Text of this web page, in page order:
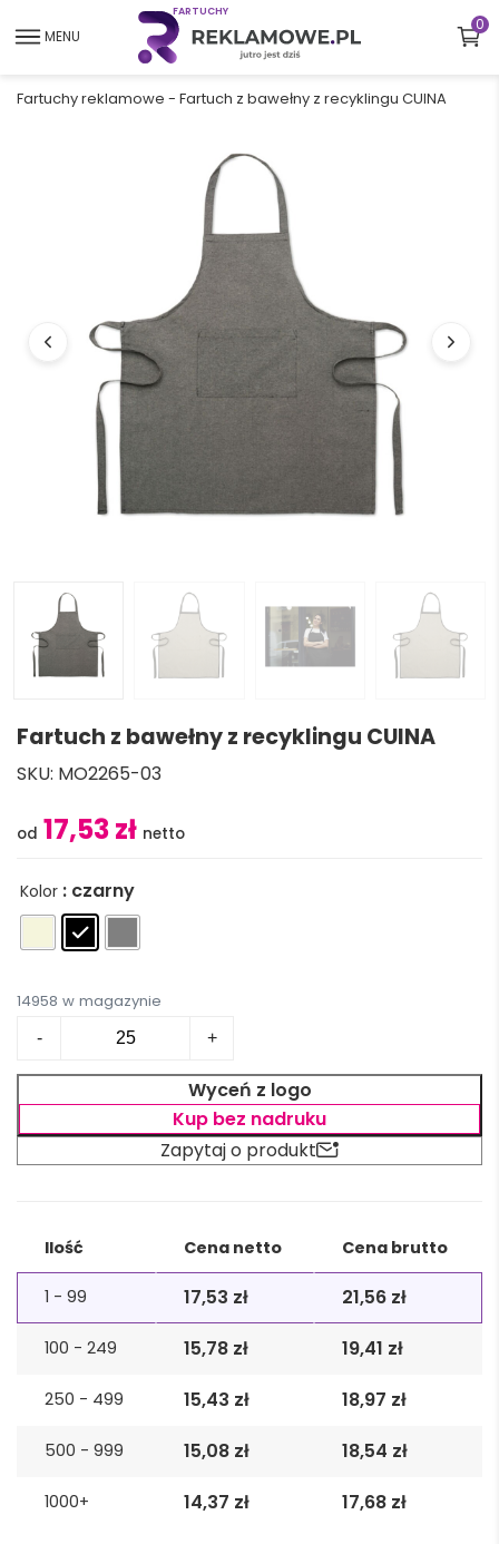
MENU
FARTUCHY
0
Fartuchy reklamowe - Fartuch z bawełny z recyklingu CUINA
Fartuch z bawełny z recyklingu CUINA
SKU: MO2265-03
17,53 zł
Kolor : czarny
14958 w magazynie
-
z
bawełny
z
recyklingu
+
Zapytaj o produkt
Wyceń z logo
Kup bez nadruku
Ilość Cena netto Cena brutto
1 - 99 17,53 zł 21,56 zł
100 - 249 15,78 zł 19,41 zł
250 - 499 15,43 zł 18,97 zł
500 - 999 15,08 zł 18,54 zł
1000+ 14,37 zł 17,68 zł